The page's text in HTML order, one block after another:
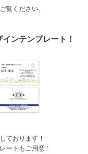
覧ください。
ンテンプレート！
ております！
ートもご用意！